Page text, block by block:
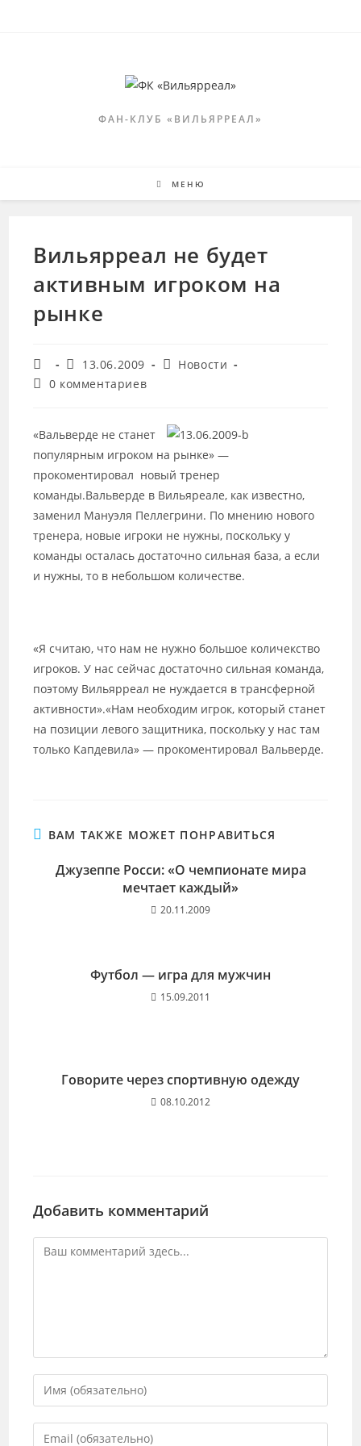
ФАН-КЛУБ «ВИЛЬЯРРЕАЛ»
МЕНЮ
Вильярреал не будет
активным игроком на
рынке
Автор
записи:
Запись
опубликована:
13.06.2009
Рубрика
Новости
Комментарии
0 комментариев
«Вальверде не станет
популярным игроком на рынке» —
прокоментировал новый тренер
команды.Вальверде в Вильяреале, как известно,
заменил Мануэля Пеллегрини. По мнению нового
тренера, новые игроки не нужны, поскольку у
команды осталась достаточно сильная база, а если
и нужны, то в небольшом количестве.
«Я считаю, что нам не нужно большое количекство
игроков. У нас сейчас достаточно сильная команда,
поэтому Вильярреал не нуждается в трансферной
активности».«Нам необходим игрок, который станет
на позиции левого защитника, поскольку у нас там
только Капдевила» — прокоментировал Вальверде.
ВАМ ТАКЖЕ МОЖЕТ ПОНРАВИТЬСЯ
Джузеппе Росси: «О чемпионате мира
мечтает каждый»
20.11.2009
Футбол — игра для мужчин
15.09.2011
Говорите через спортивную одежду
08.10.2012
Добавить комментарий
Комментарий
Введите
свое
имя
Введите